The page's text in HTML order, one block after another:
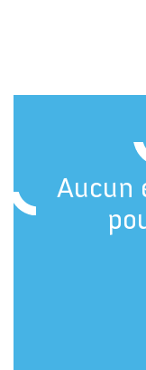
Aucun